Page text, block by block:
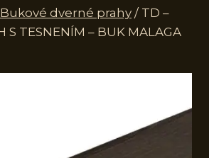
dverné prahy / TD –
S TESNENÍM – BUK MALAGA